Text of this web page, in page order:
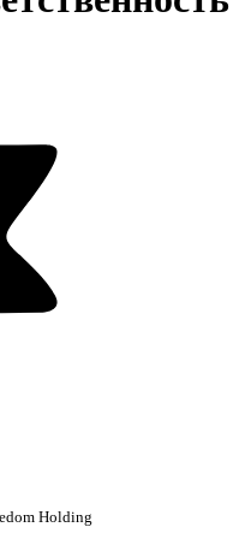
Holding